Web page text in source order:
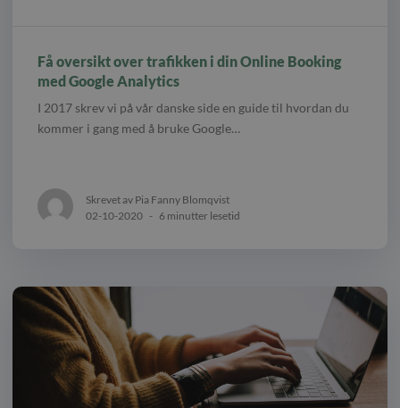
Få oversikt over trafikken i din Online Booking
med Google Analytics
I 2017 skrev vi på vår danske side en guide til hvordan du
kommer i gang med å bruke Google…
Skrevet av Pia Fanny Blomqvist
02-10-2020 - 6 minutter lesetid